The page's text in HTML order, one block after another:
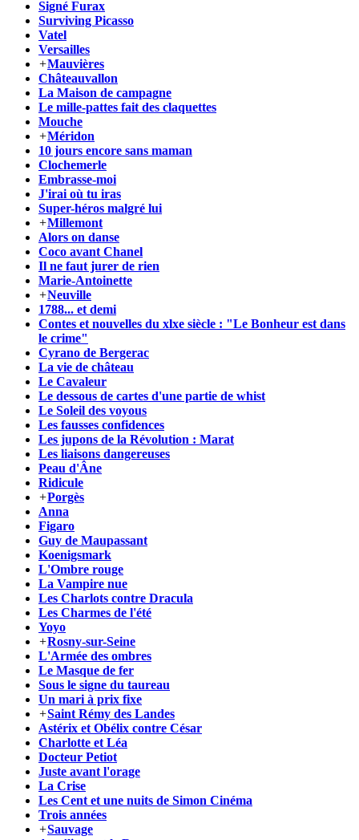
Signé Furax
Surviving Picasso
Vatel
Versailles
+Mauvières
Châteauvallon
La Maison de campagne
Le mille-pattes fait des claquettes
Mouche
+Méridon
10 jours encore sans maman
Clochemerle
Embrasse-moi
J'irai où tu iras
Super-héros malgré lui
+Millemont
Alors on danse
Coco avant Chanel
Il ne faut jurer de rien
Marie-Antoinette
+Neuville
1788... et demi
Contes et nouvelles du xlxe siècle : "Le Bonheur est dans
le crime"
Cyrano de Bergerac
La vie de château
Le Cavaleur
Le dessous de cartes d'une partie de whist
Le Soleil des voyous
Les fausses confidences
Les jupons de la Révolution : Marat
Les liaisons dangereuses
Peau d'Âne
Ridicule
+Porgès
Anna
Figaro
Guy de Maupassant
Koenigsmark
L'Ombre rouge
La Vampire nue
Les Charlots contre Dracula
Les Charmes de l'été
Yoyo
+Rosny-sur-Seine
L'Armée des ombres
Le Masque de fer
Sous le signe du taureau
Un mari à prix fixe
+Saint Rémy des Landes
Astérix et Obélix contre César
Charlotte et Léa
Docteur Petiot
Juste avant l'orage
La Crise
Les Cent et une nuits de Simon Cinéma
Trois années
+Sauvage